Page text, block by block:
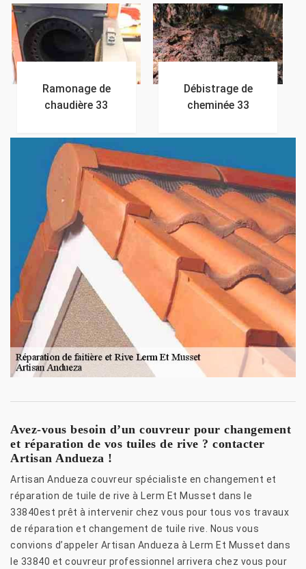
Ramonage de
chaudière 33
Débistrage de
cheminée 33
Avez-vous besoin d’un couvreur pour changement
et réparation de vos tuiles de rive ? contacter
Artisan Andueza !
Artisan Andueza couvreur spécialiste en changement et
réparation de tuile de rive à Lerm Et Musset dans le
33840est prêt à intervenir chez vous pour tous vos travaux
de réparation et changement de tuile rive. Nous vous
convions d’appeler Artisan Andueza à Lerm Et Musset dans
le 33840 et couvreur professionnel arrivera chez vous pour